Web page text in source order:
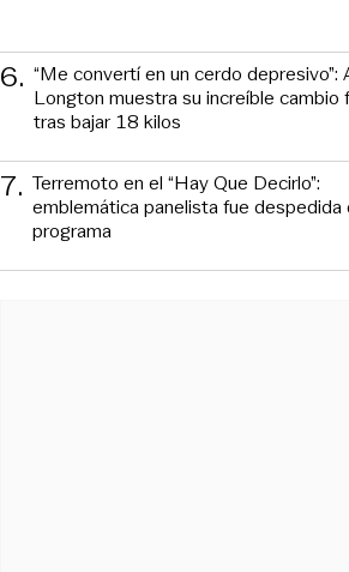
6. “Me convertí en un cerdo depresivo”:
Longton muestra su increíble cambio
tras bajar 18 kilos
7. Terremoto en el “Hay Que Decirlo”:
emblemática panelista fue despedida
programa